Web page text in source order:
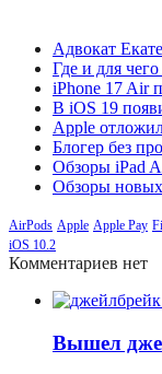
Адвокат
Где и для
iPhone 17 Air
В iOS 19
Apple
Блогер без
Обзоры iPad
Обзоры
AirPods Apple Apple Pay
iOS 10.2
Комментариев нет
Вышел